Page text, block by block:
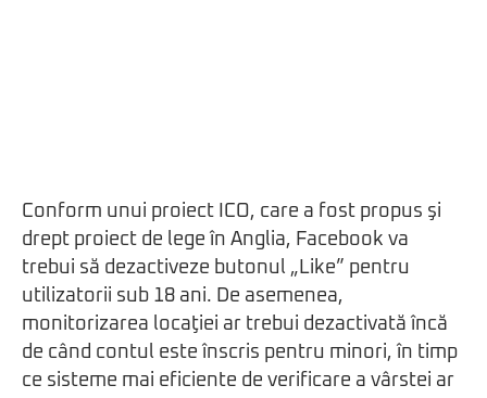
Conform unui proiect ICO, care a fost propus şi
drept proiect de lege în Anglia, Facebook va
trebui să dezactiveze butonul „Like” pentru
utilizatorii sub 18 ani. De asemenea,
monitorizarea locaţiei ar trebui dezactivată încă
de când contul este înscris pentru minori, în timp
ce sisteme mai eficiente de verificare a vârstei ar